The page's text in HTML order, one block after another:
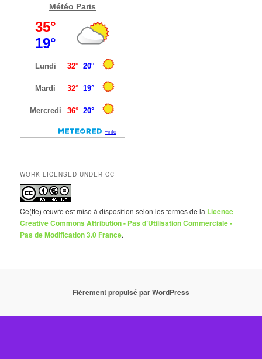
Météo Paris
WORK LICENSED UNDER CC
Ce(tte) œuvre est mise à disposition selon les termes de la Licence
Creative Commons Attribution - Pas d’Utilisation Commerciale -
Pas de Modification 3.0 France.
Fièrement propulsé par WordPress